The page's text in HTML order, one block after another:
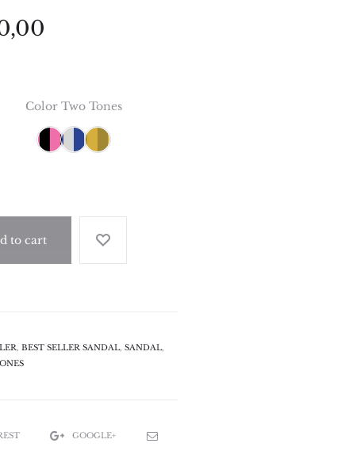
Color Two Tones
to cart
,BEST SELLER SANDAL,SANDAL,
GOOGLE+